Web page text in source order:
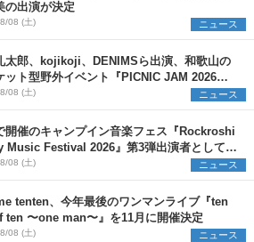
の出演が決定
08 (土) ニュース
太郎、kojikoji、DENIMSら出演、和歌山の
ット型野外イベント『PICNIC JAM 2026』
ケット発売開始
08 (土) ニュース
開催のキャンプイン音楽フェス『Rockroshi
Music Festival 2026』第3弾出演者として
DO、かりゆし58、Reiを発表
08 (土) ニュース
tenten、今年最後のワンマンライブ『ten
ten 〜one man〜』を11月に開催決定
08 (土) ニュース